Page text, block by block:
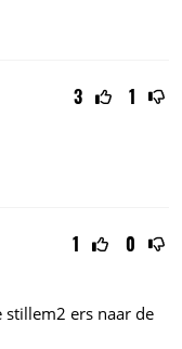
3 1
1 0
stillem2 ers naar de